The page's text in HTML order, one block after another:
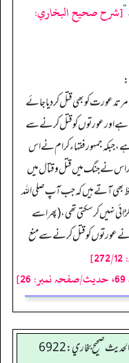
“[شرح صحيح البخاري:
عورت کو بھی قتل کر دیا جائے
ہے اور عورتوں کو قتل کرنے سے
جبکہ جمہور فقہاء کرام نے اس
اس نے جنگ میں قتل و قتال میں
بھی آتے ہیں کہ جب آپ صلی اللہ
نہیں کر سکتی تھی، (پھر اسے
نے عورتوں کو قتل کرنے سے منع
صحيح بخاري:6922